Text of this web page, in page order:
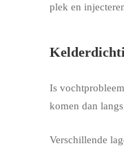
plek en
Is
komen dan
Verschillende